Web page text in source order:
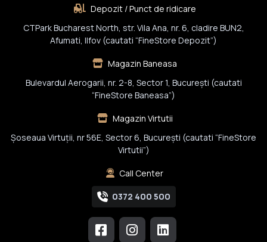
Depozit / Punct de ridicare
CTPark Bucharest North, str. Vila Ana, nr. 6, cladire BUN2,
Afumati, Ilfov (cautati “FineStore Depozit”)
Magazin Baneasa
Bulevardul Aerogarii, nr. 2-8, Sector 1, Bucureşti (cautati
“FineStore Baneasa”)
Magazin Virtutii
Șoseaua Virtuții, nr 56E, Sector 6, București (cautati “FineStore
Virtutii”)
Call Center
0372 400 500